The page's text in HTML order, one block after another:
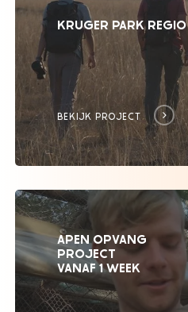
KRUGER PARK REGIO
BEKIJK PROJECT
APEN OPVANG
PROJECT
VANAF 1 WEEK